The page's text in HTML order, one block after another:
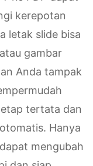
kerepotan
letak slide bisa
gambar
Anda tampak
tertata dan
Hanya
mengubah